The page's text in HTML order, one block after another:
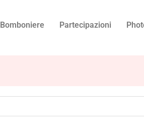
Bomboniere Partecipazioni